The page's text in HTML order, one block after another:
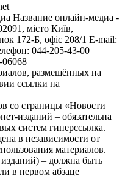
Название онлайн-медиа -
місто Київ,
172-Б, офіс 208/1 E-mail:
044-205-43-00
размещённых на
ссылки на
со страницы «Новости
изданий – обязательна
систем гиперссылка.
в независимости от
материалов.
– должна быть
в первом абзаце